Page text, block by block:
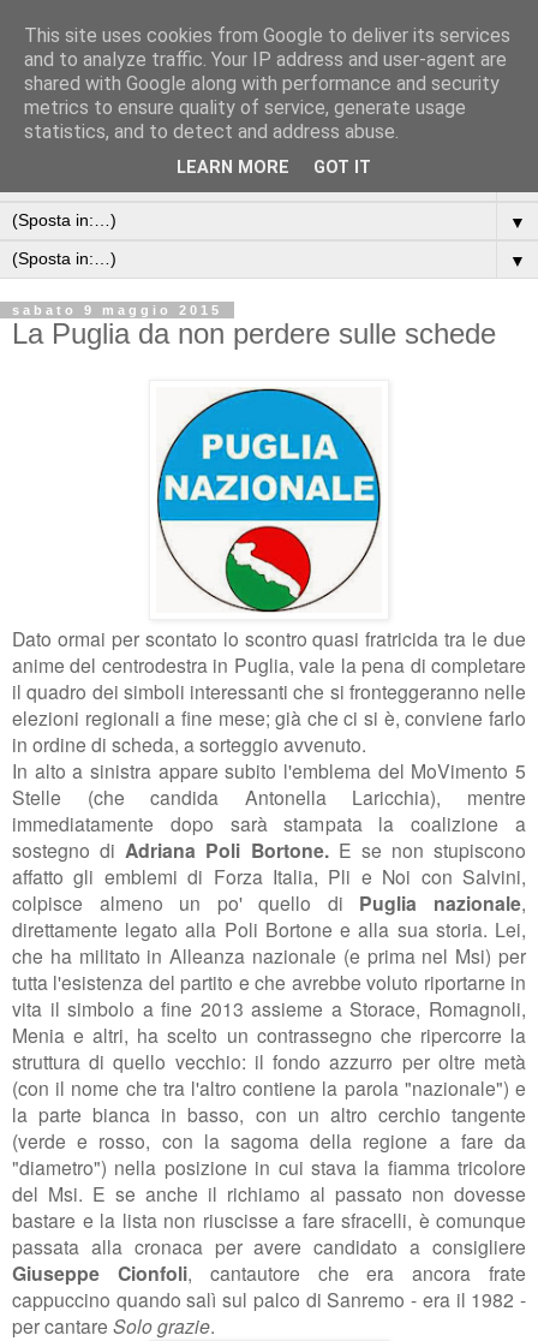
▼
▼
sabato 9 maggio 2015
La Puglia da non perdere sulle schede
Dato ormai per scontato lo scontro quasi fratricida tra le due
anime del centrodestra in Puglia, vale la pena di completare
il quadro dei simboli interessanti che si fronteggeranno nelle
elezioni regionali a fine mese; già che ci si è, conviene farlo
in ordine di scheda, a sorteggio avvenuto.
In alto a sinistra appare subito l'emblema del MoVimento 5
Stelle (che candida Antonella Laricchia), mentre
immediatamente dopo sarà stampata la coalizione a
sostegno di Adriana Poli Bortone.E se non stupiscono
affatto gli emblemi di Forza Italia, Pli e Noi con Salvini,
colpisce almeno un po' quello di Puglia nazionale,
direttamente legato alla Poli Bortone e alla sua storia. Lei,
che ha militato in Alleanza nazionale (e prima nel Msi) per
tutta l'esistenza del partito e che avrebbe voluto riportarne in
vita il simbolo a fine 2013 assieme a Storace, Romagnoli,
Menia e altri, ha scelto un contrassegno che ripercorre la
struttura di quello vecchio: il fondo azzurro per oltre metà
(con il nome che tra l'altro contiene la parola "nazionale") e
la parte bianca in basso, con un altro cerchio tangente
(verde e rosso, con la sagoma della regione a fare da
"diametro") nella posizione in cui stava la fiamma tricolore
del Msi. E se anche il richiamo al passato non dovesse
bastare e la lista non riuscisse a fare sfracelli, è comunque
passata alla cronaca per avere candidato a consigliere
Giuseppe Cionfoli, cantautore che era ancora frate
cappuccino quando salì sul palco di Sanremo - era il 1982 -
per cantare Solo grazie.
This site uses cookies from Google to deliver its services
and to analyze traffic. Your IP address and user-agent are
shared with Google along with performance and security
metrics to ensure quality of service, generate usage
statistics, and to detect and address abuse.
LEARN MORE GOT IT